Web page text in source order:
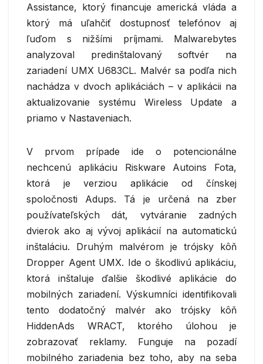
Assistance, ktorý financuje americká vláda a
ktorý má uľahčiť dostupnosť telefónov aj
ľuďom s nižšími príjmami. Malwarebytes
analyzoval predinštalovaný softvér na
zariadení UMX U683CL. Malvér sa podľa nich
nachádza v dvoch aplikáciách – v aplikácii na
aktualizovanie systému Wireless Update a
priamo v Nastaveniach.
V prvom prípade ide o potencionálne
nechcenú aplikáciu Riskware Autoins Fota,
ktorá je verziou aplikácie od čínskej
spoločnosti Adups. Tá je určená na zber
používateľských dát, vytváranie zadných
dvierok ako aj vývoj aplikácií na automatickú
inštaláciu. Druhým malvérom je trójsky kôň
Dropper Agent UMX. Ide o škodlivú aplikáciu,
ktorá inštaluje ďalšie škodlivé aplikácie do
mobilných zariadení. Výskumníci identifikovali
tento dodatočný malvér ako trójsky kôň
HiddenAds WRACT, ktorého úlohou je
zobrazovať reklamy. Funguje na pozadí
mobilného zariadenia bez toho, aby na seba